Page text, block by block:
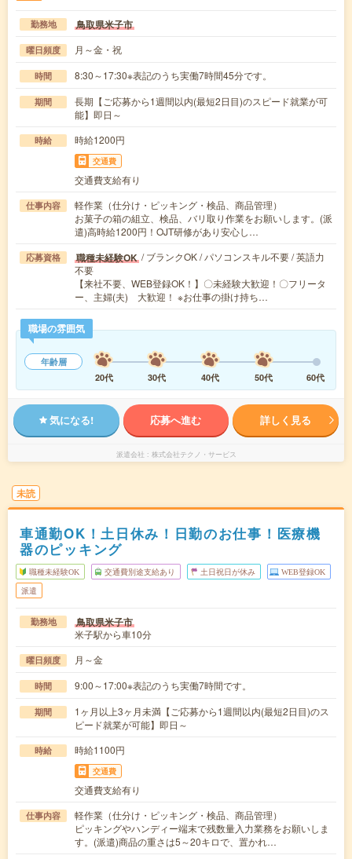
勤務地 鳥取県米子市
曜日頻度 月～金・祝
時間 8:30～17:30※表記のうち実働7時間45分です。
期間
長期【ご応募から1週間以内(最短2日目)のスピード就業が可
能】即日～
時給 時給1200円
交通費
交通費支給有り
仕事内容
軽作業（仕分け・ピッキング・検品、商品管理）
お菓子の箱の組立、検品、バリ取り作業をお願いします。(派
遣)高時給1200円！OJT研修があり安心し…
応募資格 職種未経験OK / ブランクOK / パソコンスキル不要 / 英語力
不要
【来社不要、WEB登録OK！】〇未経験大歓迎！〇フリータ
ー、主婦(夫) 大歓迎！ ※お仕事の掛け持ち…
職場の雰囲気
年齢層
20代
30代 40代 50代 60代
気になる! 応募へ進む 詳しく見る
派遣会社 株式会社テクノ・サービス
未読
車通勤OK！土日休み！日勤のお仕事！医療機
器のピッキング
職種未経験OK 交通費別途支給あり 土日祝日が休み WEB登録OK
派遣
勤務地 鳥取県米子市
米子駅から車10分
曜日頻度 月～金
時間 9:00～17:00※表記のうち実働7時間です。
期間
1ヶ月以上3ヶ月未満【ご応募から1週間以内(最短2日目)のス
ピード就業が可能】即日～
時給 時給1100円
交通費
交通費支給有り
仕事内容
軽作業（仕分け・ピッキング・検品、商品管理）
ピッキングやハンディー端末で残数量入力業務をお願いしま
す。(派遣)商品の重さは5～20キロで、置かれ…